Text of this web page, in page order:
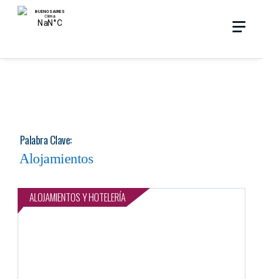
Menu
Palabra Clave:
Alojamientos
ALOJAMIENTOS Y HOTELERÍA